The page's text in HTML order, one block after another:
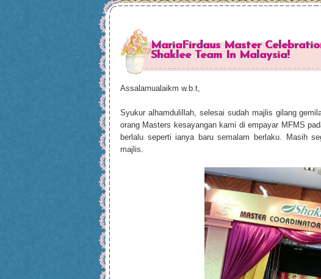
MariaFirdaus Master
Shaklee Team In Malaysia!
Assalamualaikm w.b.t,
Syukur alhamdulillah, selesai sudah majlis gilang
orang Masters kesayangan kami di empayar MFMS
berlalu seperti ianya baru semalam berlaku. Masih
majlis.